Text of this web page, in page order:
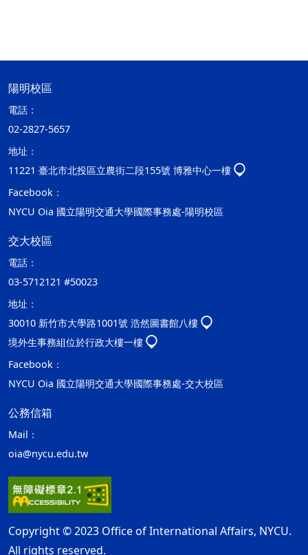
陽明校區
電話：
02-2827-5657
地址：
11221 臺北市北投區立農街二段155號 博雅中心一樓
Facebook：
NYCU Oia 國立陽明交通大學國際事務處-陽明校區
交大校區
電話：
03-5712121 #50023
地址：
30010 新竹市大學路1001號 浩然圖書館八樓
境外生事務組位於行政大樓一樓
Facebook：
NYCU Oia 國立陽明交通大學國際事務處-交大校區
公務信箱
Mail：
oia@nycu.edu.tw
Copyright © 2023 Office of International Affairs, NYCU.
All rights reserved.